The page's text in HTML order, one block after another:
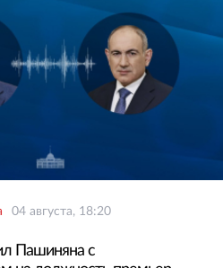
04 августа, 18:20
Пашиняна с